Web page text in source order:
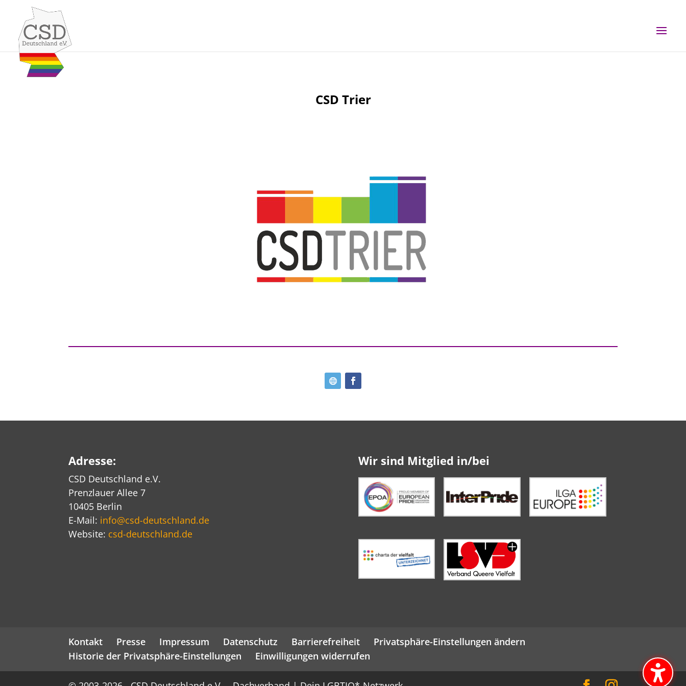
Skip to content
CSD Trier
Adresse:
CSD Deutschland e.V.
Prenzlauer Allee 7
10405 Berlin
E-Mail: info@csd-deutschland.de
Website: csd-deutschland.de
Wir sind Mitglied in/bei
Kontakt Presse Impressum Datenschutz Barrierefreiheit
Privatsphäre-Einstellungen ändern
Historie der Privatsphäre-Einstellungen
Einwilligungen widerrufen